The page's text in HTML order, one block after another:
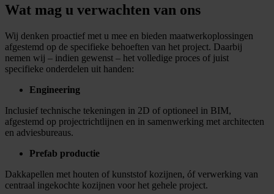
Wat mag u verwachten van ons
Wij denken proactief met u mee en bieden maatwerkoplossingen
afgestemd op de specifieke behoeften van het project. Daarbij
nemen wij – indien gewenst – het volledige proces of juist
specifieke onderdelen uit handen:
Engineering
Inclusief technische tekeningen in 2D of optioneel in BIM,
afgestemd op projectrichtlijnen en in samenwerking met architecten
en adviesbureaus.
Prefab productie
Dakkapellen met houten of kunststof kozijnen, óf verwerking van
centraal ingekochte kozijnen voor het gehele project.